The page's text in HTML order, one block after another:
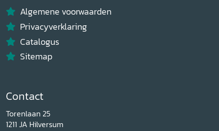
Algemene voorwaarden
Privacyverklaring
Catalogus
Sitemap
Contact
Torenlaan 25
1211 JA Hilversum